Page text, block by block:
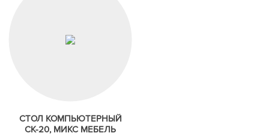
СТОЛ КОМПЬЮТЕРНЫЙ
СК-20, МИКС МЕБЕЛЬ